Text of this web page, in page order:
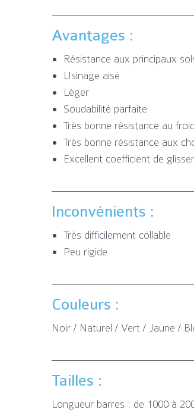
Avantages :
Résistance aux principaux
Usinage aisé
Léger
Soudabilité parfaite
Très bonne résistance au froid
Très bonne résistance aux
Excellent coefficient de
Inconvénients :
Très difficilement collable
Peu rigide
Couleurs :
Noir / Naturel / Vert / Jaune /
Tailles :
Longueur barres : de 1000 à